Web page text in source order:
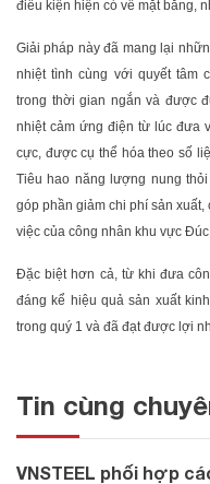
điều kiện hiện có về mặt bằng,
Giải pháp này đã mang lại
nhiệt tình cùng với quyết tâm
trong thời gian ngắn và được
nhiệt cảm ứng điện từ lúc đưa
cực, được cụ thể hóa theo số
Tiêu hao năng lượng nung
góp phần giảm chi phí sản
việc của công nhân khu vực Đúc
Đặc biệt hơn cả, từ khi đưa
đáng kể hiệu quả sản xuất
trong quý 1 và đã đạt được lợi
Tin cùng
VNSTEEL phối hợp